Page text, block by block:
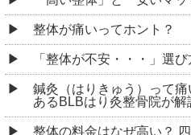
整体の料金はなぜ高い？
院が提供する高品質なサー
整体の種類を知ろう！あ
谷 BLBはり灸整骨院～
妊娠中に整体を受けること
四ツ谷 BLBはり灸整骨院